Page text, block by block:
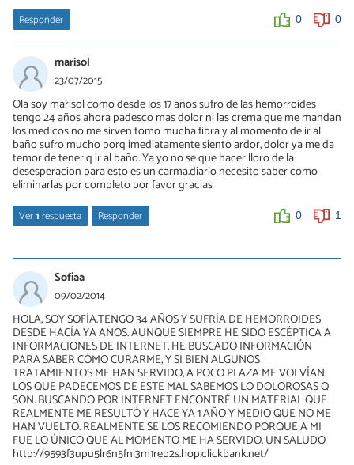
Responder 0 0
marisol
23/07/2015
Ola soy marisol como desde los 17 años sufro de las hemorroides
tengo 24 años ahora padesco mas dolor ni las crema que me mandan
los medicos no me sirven tomo mucha fibra y al momento de ir al
baño sufro mucho porq imediatamente siento ardor, dolor ya me da
temor de tener q ir al baño. Ya yo no se que hacer lloro de la
desesperacion para esto es un carma.diario necesito saber como
eliminarlas por completo por favor gracias
Ver1respuesta Responder 0 1
17/06/2016
Marisol, cuidate con las comidas y hace ejercicio urgente!!!!
0
Sofíaa
09/02/2014
HOLA, SOY SOFÍA.TENGO 34 AÑOS Y SUFRÍA DE HEMORROIDES
DESDE HACÍA YA AÑOS. AUNQUE SIEMPRE HE SIDO ESCÉPTICA A
INFORMACIONES DE INTERNET, HE BUSCADO INFORMACIÓN
PARA SABER CÓMO CURARME, Y SI BIEN ALGUNOS
TRATAMIENTOS ME HAN SERVIDO, A POCO PLAZA ME VOLVÍAN.
LOS QUE PADECEMOS DE ESTE MAL SABEMOS LO DOLOROSAS Q
SON. BUSCANDO POR INTERNET ENCONTRÉ UN MATERIAL QUE
REALMENTE ME RESULTÓ Y HACE YA 1 AÑO Y MEDIO QUE NO ME
HAN VUELTO. REALMENTE SE LOS RECOMIENDO PORQUE A MI
FUE LO ÚNICO QUE AL MOMENTO ME HA SERVIDO. UN SALUDO
http://9593f3upu5lr6n5fni3m1rep2s.hop.clickbank.net/